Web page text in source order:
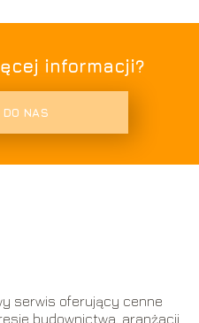
informacji?
NAS
serwis oferujący cenne
budownictwa, aranżacji